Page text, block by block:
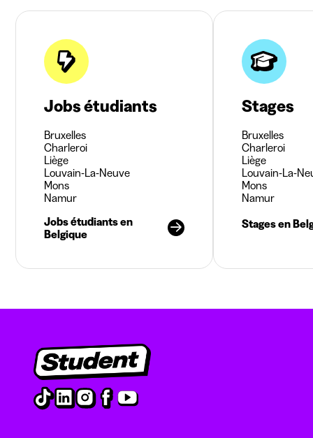
Jobs étudiants
Bruxelles
Charleroi
Liège
Louvain-La-Neuve
Mons
Namur
Jobs étudiants en
Belgique
Stages
Bruxelles
Charleroi
Liège
Louvain-La-
Mons
Namur
Stages en